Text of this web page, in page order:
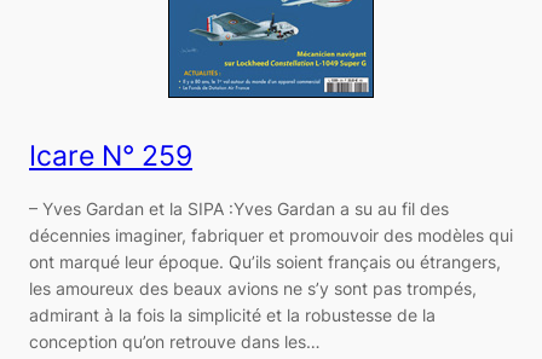
Icare N° 259
– Yves Gardan et la SIPA :Yves Gardan a su au fil des
décennies imaginer, fabriquer et promouvoir des modèles qui
ont marqué leur époque. Qu’ils soient français ou étrangers,
les amoureux des beaux avions ne s’y sont pas trompés,
admirant à la fois la simplicité et la robustesse de la
conception qu’on retrouve dans les…